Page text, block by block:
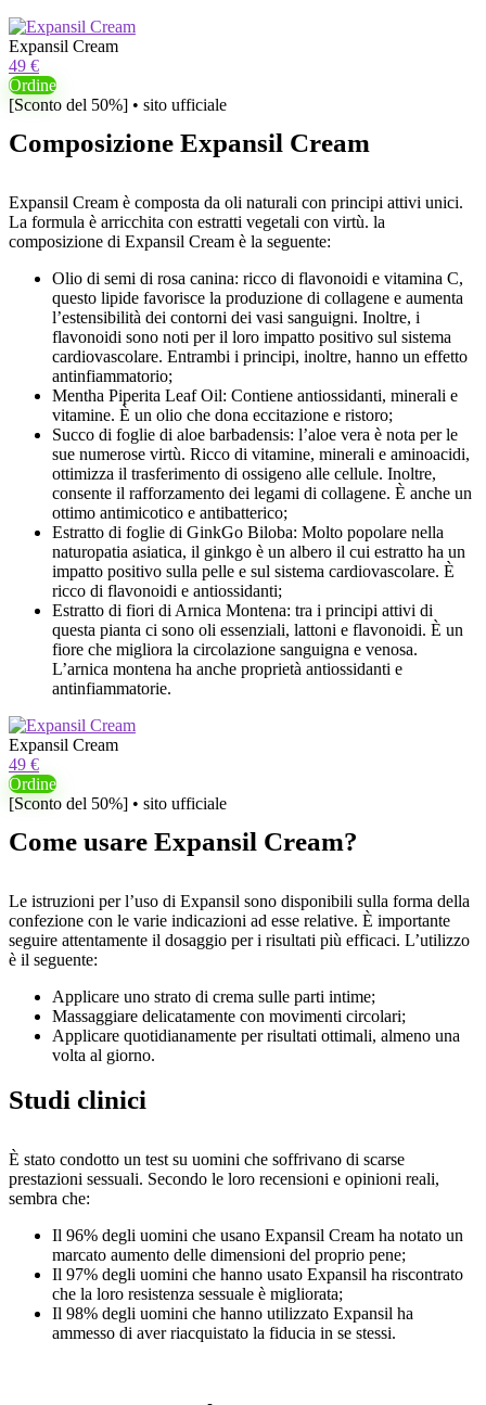
Expansil Cream
49 €
Ordine
[Sconto del 50%] • sito ufficiale
Composizione Expansil Cream
Expansil Cream è composta da oli naturali con principi attivi unici.
La formula è arricchita con estratti vegetali con virtù. la
composizione di Expansil Cream è la seguente:
Olio di semi di rosa canina: ricco di flavonoidi e vitamina C,
questo lipide favorisce la produzione di collagene e aumenta
l’estensibilità dei contorni dei vasi sanguigni. Inoltre, i
flavonoidi sono noti per il loro impatto positivo sul sistema
cardiovascolare. Entrambi i principi, inoltre, hanno un effetto
antinfiammatorio;
Mentha Piperita Leaf Oil: Contiene antiossidanti, minerali e
vitamine. È un olio che dona eccitazione e ristoro;
Succo di foglie di aloe barbadensis: l’aloe vera è nota per le
sue numerose virtù. Ricco di vitamine, minerali e aminoacidi,
ottimizza il trasferimento di ossigeno alle cellule. Inoltre,
consente il rafforzamento dei legami di collagene. È anche un
ottimo antimicotico e antibatterico;
Estratto di foglie di GinkGo Biloba: Molto popolare nella
naturopatia asiatica, il ginkgo è un albero il cui estratto ha un
impatto positivo sulla pelle e sul sistema cardiovascolare. È
ricco di flavonoidi e antiossidanti;
Estratto di fiori di Arnica Montena: tra i principi attivi di
questa pianta ci sono oli essenziali, lattoni e flavonoidi. È un
fiore che migliora la circolazione sanguigna e venosa.
L’arnica montena ha anche proprietà antiossidanti e
antinfiammatorie.
Expansil Cream
49 €
Ordine
[Sconto del 50%] • sito ufficiale
Come usare Expansil Cream?
Le istruzioni per l’uso di Expansil sono disponibili sulla forma della
confezione con le varie indicazioni ad esse relative. È importante
seguire attentamente il dosaggio per i risultati più efficaci. L’utilizzo
è il seguente:
Applicare uno strato di crema sulle parti intime;
Massaggiare delicatamente con movimenti circolari;
Applicare quotidianamente per risultati ottimali, almeno una
volta al giorno.
Studi clinici
È stato condotto un test su uomini che soffrivano di scarse
prestazioni sessuali. Secondo le loro recensioni e opinioni reali,
sembra che:
Il 96% degli uomini che usano Expansil Cream ha notato un
marcato aumento delle dimensioni del proprio pene;
Il 97% degli uomini che hanno usato Expansil ha riscontrato
che la loro resistenza sessuale è migliorata;
Il 98% degli uomini che hanno utilizzato Expansil ha
ammesso di aver riacquistato la fiducia in se stessi.